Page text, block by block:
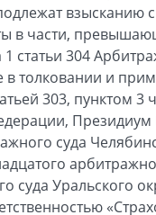
взысканию
в части,
статьи 304
толковании и
303, пунктом 3
суда
Уральского